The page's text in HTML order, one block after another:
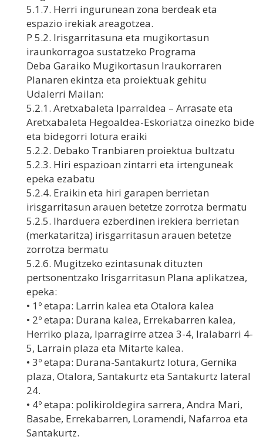
5.1.7. Herri ingurunean zona berdeak eta
espazio irekiak areagotzea.
P 5.2. Irisgarritasuna eta mugikortasun
iraunkorragoa sustatzeko Programa
Deba Garaiko Mugikortasun Iraukorraren
Planaren ekintza eta proiektuak gehitu
Udalerri Mailan:
5.2.1. Aretxabaleta Iparraldea – Arrasate eta
Aretxabaleta Hegoaldea-Eskoriatza oinezko bide
eta bidegorri lotura eraiki
5.2.2. Debako Tranbiaren proiektua bultzatu
5.2.3. Hiri espazioan zintarri eta irtenguneak
epeka ezabatu
5.2.4. Eraikin eta hiri garapen berrietan
irisgarritasun arauen betetze zorrotza bermatu
5.2.5. Iharduera ezberdinen irekiera berrietan
(merkataritza) irisgarritasun arauen betetze
zorrotza bermatu
5.2.6. Mugitzeko ezintasunak dituzten
pertsonentzako Irisgarritasun Plana aplikatzea,
epeka:
• 1º etapa: Larrin kalea eta Otalora kalea
• 2º etapa: Durana kalea, Errekabarren kalea,
Herriko plaza, Iparragirre atzea 3-4, Iralabarri 4-
5, Larrain plaza eta Mitarte kalea.
• 3º etapa: Durana-Santakurtz lotura, Gernika
plaza, Otalora, Santakurtz eta Santakurtz lateral
24.
• 4º etapa: polikiroldegira sarrera, Andra Mari,
Basabe, Errekabarren, Loramendi, Nafarroa eta
Santakurtz.